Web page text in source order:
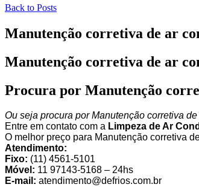
Back to Posts
Manutenção corretiva de ar
Manutenção corretiva de ar
Procura por Manutenção
Ou seja procura por Manutenção corretiva
Entre em contato com a Limpeza de Ar
O melhor preço para Manutenção corretiva
Atendimento:
Fixo: (11) 4561-5101
Móvel: 11 97143-5168 – 24hs
E-mail: atendimento@defrios.com.br